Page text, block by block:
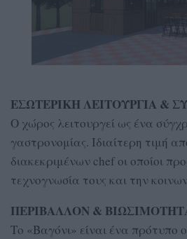
ΕΣΩΤΕΡΙΚΗ ΛΕΙΤΟΥΡΓΙΑ &
Ο χώρος λειτουργεί ως ένα
γαστρονομίας. Ιδιαίτερη τιμή
διακεκριμένων chef οι οποίοι
τεχνογνωσία τους και την
ΠΕΡΙΒΑΛΛΟΝ & ΒΙΩΣΙΜΟΤΗΤΑ
Το «Βαγόνι» είναι ένα πρότυπο